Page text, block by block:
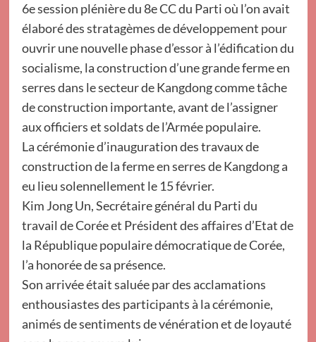
6e session plénière du 8e CC du Parti où l’on avait
élaboré des stratagèmes de développement pour
ouvrir une nouvelle phase d’essor à l’édification du
socialisme, la construction d’une grande ferme en
serres dans le secteur de Kangdong comme tâche
de construction importante, avant de l’assigner
aux officiers et soldats de l’Armée populaire.
La cérémonie d’inauguration des travaux de
construction de la ferme en serres de Kangdong a
eu lieu solennellement le 15 février.
Kim Jong Un, Secrétaire général du Parti du
travail de Corée et Président des affaires d’Etat de
la République populaire démocratique de Corée,
l’a honorée de sa présence.
Son arrivée était saluée par des acclamations
enthousiastes des participants à la cérémonie,
animés de sentiments de vénération et de loyauté